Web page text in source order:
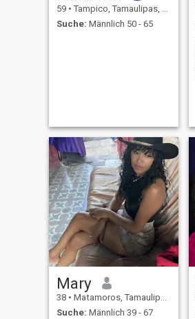
59 • Tampico, Tamaulipas, Mexiko
Suche: Männlich 50 - 65
Mary
38 • Matamoros, Tamaulipas, Mexiko
Suche: Männlich 39 - 67